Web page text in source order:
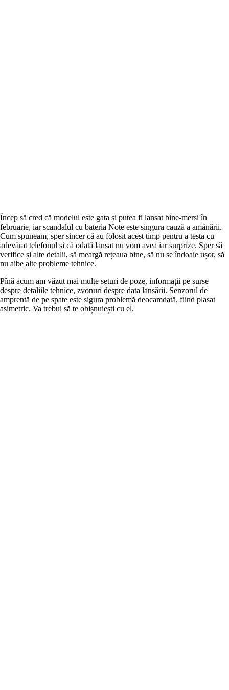
Încep să cred că modelul este gata și putea fi lansat bine-mersi în
februarie, iar scandalul cu bateria Note este singura cauză a amânării.
Cum spuneam, sper sincer că au folosit acest timp pentru a testa cu
adevărat telefonul și că odată lansat nu vom avea iar surprize. Sper să
verifice și alte detalii, să meargă rețeaua bine, să nu se îndoaie ușor, să
nu aibe alte probleme tehnice.
Pînă acum am văzut mai multe seturi de poze, informații pe surse
despre detaliile tehnice, zvonuri despre data lansării. Senzorul de
amprentă de pe spate este sigura problemă deocamdată, fiind plasat
asimetric. Va trebui să te obișnuiești cu el.